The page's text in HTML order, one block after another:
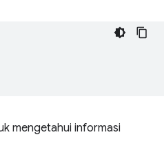
mengetahui informasi